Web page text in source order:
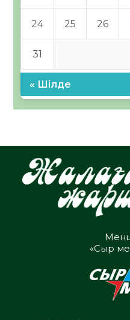
24 25 26
31
« Шілде
«Сыр